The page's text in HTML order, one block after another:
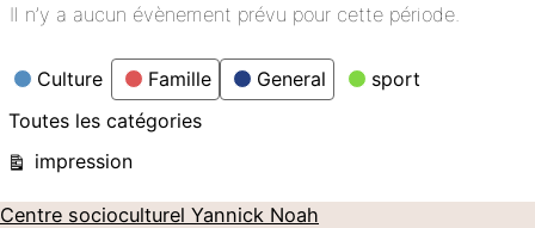
Il n’y a aucun évènement prévu pour cette période.
Catégories
Culture Famille General
sport
Toutes les catégories
Vue
impression
Centre socioculturel Yannick Noah